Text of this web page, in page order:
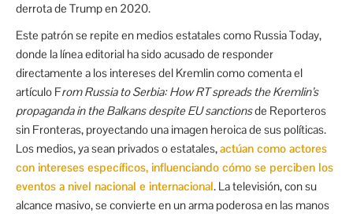
derrota de Trump en 2020.
Este patrón se repite en medios estatales como Russia Today,
donde la línea editorial ha sido acusado de responder
directamente a los intereses del Kremlin como comenta el
artículo From Russia to Serbia: How RT spreads the Kremlin’s
propaganda in the Balkans despite EU sanctionsde Reporteros
sin Fronteras, proyectando una imagen heroica de sus políticas.
Los medios, ya sean privados o estatales,actúan como actores
con intereses específicos, influenciando cómo se perciben los
eventos a nivel nacional e internacional. La televisión, con su
alcance masivo, se convierte en un arma poderosa en las manos